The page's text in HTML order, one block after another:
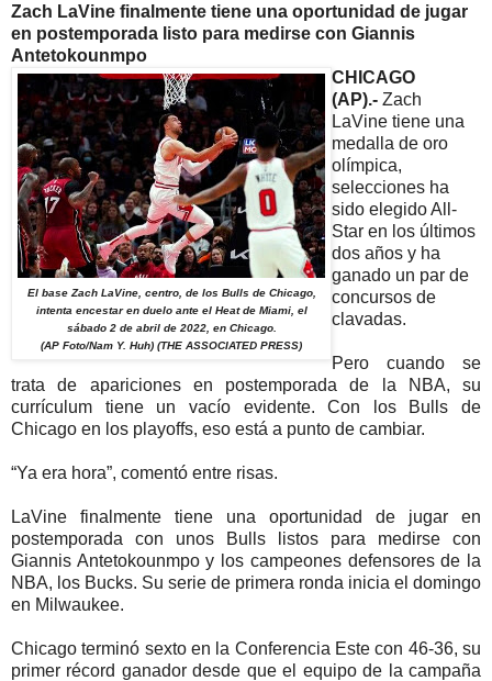
Zach LaVine finalmente tiene una oportunidad de jugar
en postemporada listo para medirse con Giannis
Antetokounmpo
El base Zach LaVine, centro, de los Bulls de Chicago,
intenta encestar en duelo ante el Heat de Miami, el
sábado 2 de abril de 2022, en Chicago.
(AP Foto/Nam Y. Huh) (THE ASSOCIATED PRESS)
CHICAGO
(AP).- Zach
LaVine tiene una
medalla de oro
olímpica,
selecciones ha
sido elegido All-
Star en los últimos
dos años y ha
ganado un par de
concursos de
clavadas.
Pero cuando se
trata de apariciones en postemporada de la NBA, su
currículum tiene un vacío evidente. Con los Bulls de
Chicago en los playoffs, eso está a punto de cambiar.
“Ya era hora”, comentó entre risas.
LaVine finalmente tiene una oportunidad de jugar en
postemporada con unos Bulls listos para medirse con
Giannis Antetokounmpo y los campeones defensores de la
NBA, los Bucks. Su serie de primera ronda inicia el domingo
en Milwaukee.
Chicago terminó sexto en la Conferencia Este con 46-36, su
primer récord ganador desde que el equipo de la campaña